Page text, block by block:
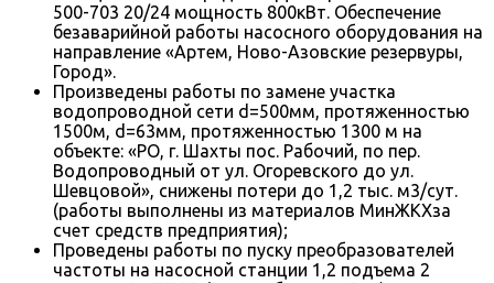
500-703 20/24 мощность 800кВт. Обеспечение
безаварийной работы насосного оборудования на
направление «Артем, Ново-Азовские резервуры,
Город».
Произведены работы по замене участка
водопроводной сети d=500мм, протяженностью
1500м, d=63мм, протяженностью 1300 м на
объекте: «РО, г. Шахты пос. Рабочий, по пер.
Водопроводный от ул. Огоревского до ул.
Шевцовой», снижены потери до 1,2 тыс. м3/сут.
(работы выполнены из материалов МинЖКХза
счет средств предприятия);
Проведены работы по пуску преобразователей
частоты на насосной станции 1,2 подъема 2